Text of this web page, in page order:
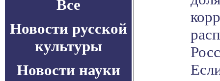
Все
Новости русской
культуры
Новости науки